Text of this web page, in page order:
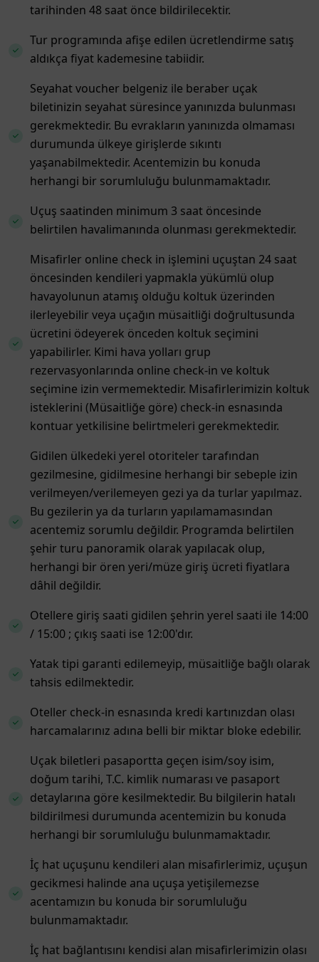
tarihinden 48 saat önce bildirilecektir.
Tur programında afişe edilen ücretlendirme satış
aldıkça fiyat kademesine tabiidir.
Seyahat voucher belgeniz ile beraber uçak
biletinizin seyahat süresince yanınızda bulunması
gerekmektedir. Bu evrakların yanınızda olmaması
durumunda ülkeye girişlerde sıkıntı
yaşanabilmektedir. Acentemizin bu konuda
herhangi bir sorumluluğu bulunmamaktadır.
Uçuş saatinden minimum 3 saat öncesinde
belirtilen havalimanında olunması gerekmektedir.
Misafirler online check in işlemini uçuştan 24 saat
öncesinden kendileri yapmakla yükümlü olup
havayolunun atamış olduğu koltuk üzerinden
ilerleyebilir veya uçağın müsaitliği doğrultusunda
ücretini ödeyerek önceden koltuk seçimini
yapabilirler. Kimi hava yolları grup
rezervasyonlarında online check-in ve koltuk
seçimine izin vermemektedir. Misafirlerimizin koltuk
isteklerini (Müsaitliğe göre) check-in esnasında
kontuar yetkilisine belirtmeleri gerekmektedir.
Gidilen ülkedeki yerel otoriteler tarafından
gezilmesine, gidilmesine herhangi bir sebeple izin
verilmeyen/verilemeyen gezi ya da turlar yapılmaz.
Bu gezilerin ya da turların yapılamamasından
acentemiz sorumlu değildir. Programda belirtilen
şehir turu panoramik olarak yapılacak olup,
herhangi bir ören yeri/müze giriş ücreti fiyatlara
dâhil değildir.
Otellere giriş saati gidilen şehrin yerel saati ile 14:00
/ 15:00 ; çıkış saati ise 12:00'dır.
Yatak tipi garanti edilemeyip, müsaitliğe bağlı olarak
tahsis edilmektedir.
Oteller check-in esnasında kredi kartınızdan olası
harcamalarınız adına belli bir miktar bloke edebilir.
Uçak biletleri pasaportta geçen isim/soy isim,
doğum tarihi, T.C. kimlik numarası ve pasaport
detaylarına göre kesilmektedir. Bu bilgilerin hatalı
bildirilmesi durumunda acentemizin bu konuda
herhangi bir sorumluluğu bulunmamaktadır.
İç hat uçuşunu kendileri alan misafirlerimiz, uçuşun
gecikmesi halinde ana uçuşa yetişilemezse
acentamızın bu konuda bir sorumluluğu
bulunmamaktadır.
İç hat bağlantısını kendisi alan misafirlerimizin olası